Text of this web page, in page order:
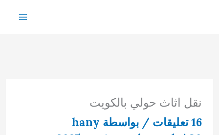
نقل اثاث حولي بالكويت
16 تعليقات / بواسطة hany